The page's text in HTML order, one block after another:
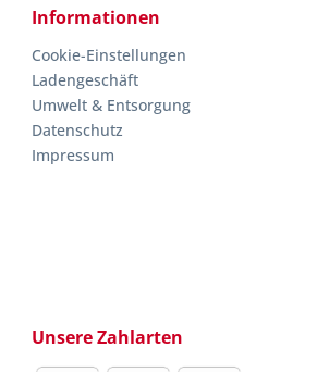
Informationen
Cookie-Einstellungen
Ladengeschäft
Umwelt & Entsorgung
Datenschutz
Impressum
Unsere Zahlarten